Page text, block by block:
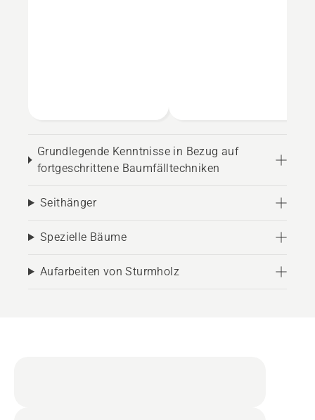
Grundlegende Kenntnisse in Bezug auf
fortgeschrittene Baumfälltechniken
Seithänger
Spezielle Bäume
Aufarbeiten von Sturmholz